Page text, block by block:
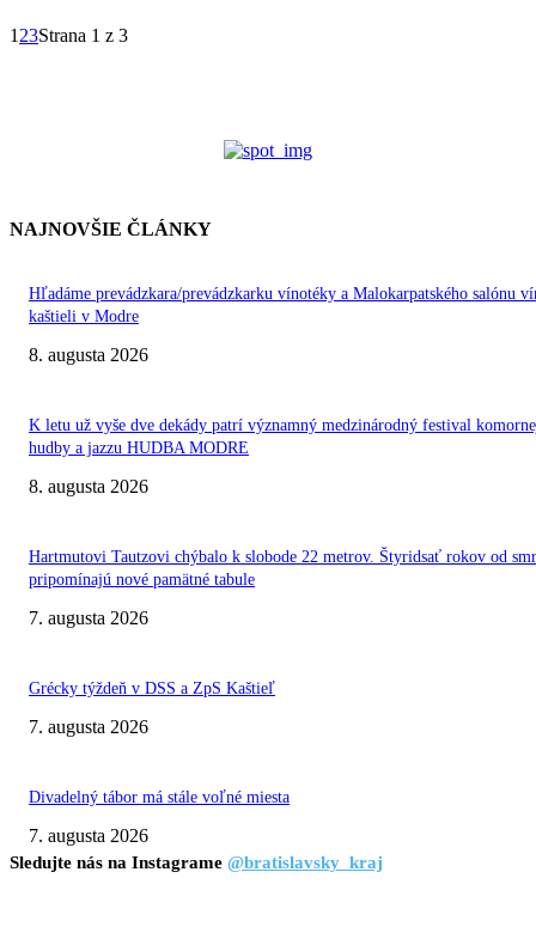
1 23Strana 1 z 3
NAJNOVŠIE ČLÁNKY
Hľadáme prevádzkara/prevádzkarku vínotéky a Malokarpatského salónu
kaštieli v Modre
8. augusta 2026
K letu už vyše dve dekády patrí významný medzinárodný festival
hudby a jazzu HUDBA MODRE
8. augusta 2026
Hartmutovi Tautzovi chýbalo k slobode 22 metrov. Štyridsať rokov od
pripomínajú nové pamätné tabule
7. augusta 2026
Grécky týždeň v DSS a ZpS Kaštieľ
7. augusta 2026
Divadelný tábor má stále voľné miesta
7. augusta 2026
Sledujte nás na Instagrame @bratislavsky_kraj